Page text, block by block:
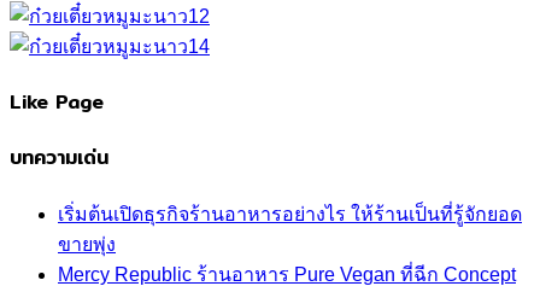
Like Page
บทความเด่น
เริ่มต้นเปิดธุรกิจร้านอาหารอย่างไร ให้ร้านเป็นที่รู้จักยอด
ขายพุ่ง
Mercy Republic ร้านอาหาร Pure Vegan ที่ฉีก Concept